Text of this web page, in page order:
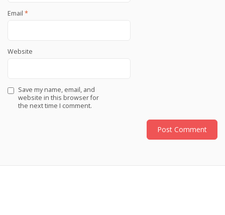
Email *
Website
Save my name, email, and
website in this browser for
the next time I comment.